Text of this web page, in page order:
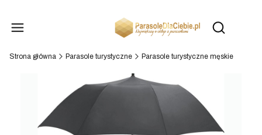
Otwórz
Strona główna Parasole turystyczne Parasole turystyczne męskie